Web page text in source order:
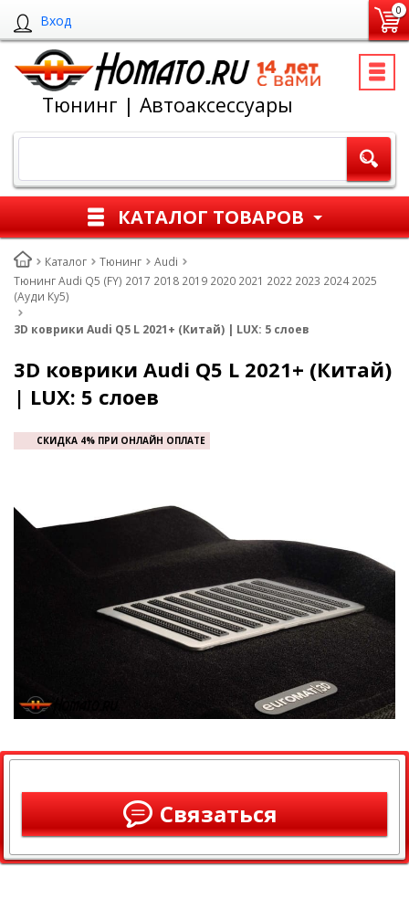
Вход
0
Тюнинг | Автоаксессуары
КАТАЛОГ ТОВАРОВ
Каталог Тюнинг
Audi
Тюнинг Audi Q5 (FY) 2017 2018 2019 2020 2021 2022 2023 2024 2025
(Ауди Ку5)
3D коврики Audi Q5 L 2021+ (Китай) | LUX: 5 слоев
3D коврики Audi Q5 L 2021+ (Китай)
| LUX: 5 слоев
СКИДКА 4% ПРИ ОНЛАЙН ОПЛАТЕ
Связаться